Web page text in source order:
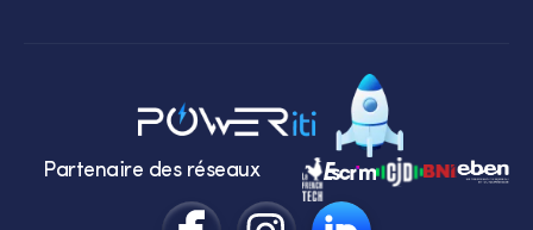
Partenaire des réseaux